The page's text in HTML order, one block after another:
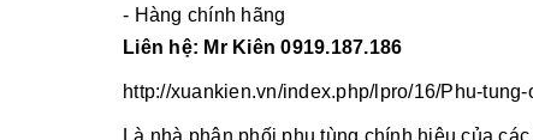
- Hàng chính hãng
Liên hệ: Mr Kiên 0919.187.186
http://xuankien.vn/index.php/lpro/16/Phu-tung-
Là nhà phân phối phụ tùng chính hiệu của